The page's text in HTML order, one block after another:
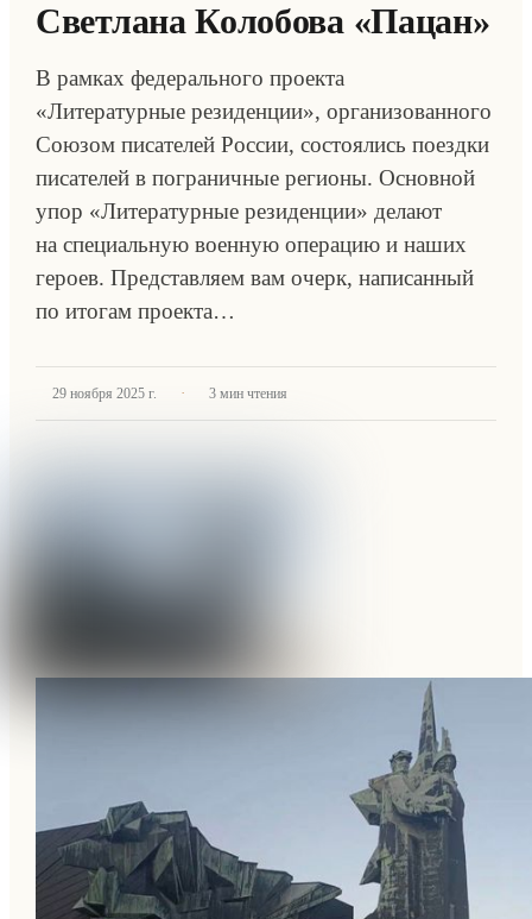
Светлана Колобова «Пацан»
В рамках федерального проекта
«Литературные резиденции», организованного
Союзом писателей России, состоялись поездки
писателей в пограничные регионы. Основной
упор «Литературные резиденции» делают
на специальную военную операцию и наших
героев. Представляем вам очерк, написанный
по итогам проекта…
29 ноября 2025 г. · 3 мин чтения